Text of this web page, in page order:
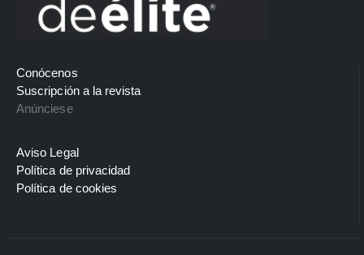
Conócenos
Suscripción a la revista
Anúnciese
Aviso Legal
Política de privacidad
Política de cookies